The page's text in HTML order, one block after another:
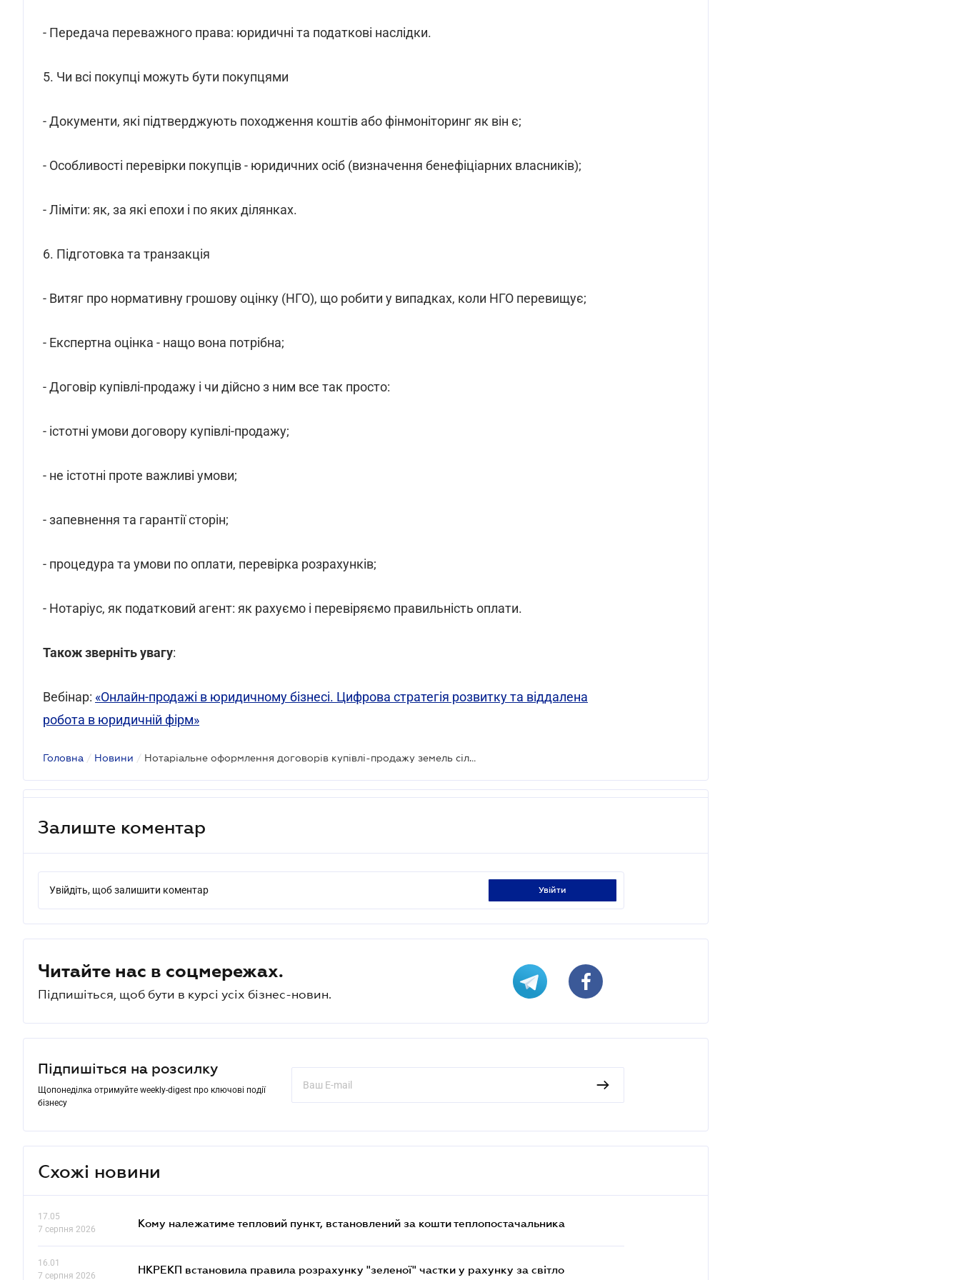
- Передача переважного права: юридичні та податкові наслідки.
5. Чи всі покупці можуть бути покупцями
- Документи, які підтверджують походження коштів або фінмоніторинг як він є;
- Особливості перевірки покупців - юридичних осіб (визначення бенефіціарних власників);
- Ліміти: як, за які епохи і по яких ділянках.
6. Підготовка та транзакція
- Витяг про нормативну грошову оцінку (НГО), що робити у випадках, коли НГО перевищує;
- Експертна оцінка - нащо вона потрібна;
- Договір купівлі-продажу і чи дійсно з ним все так просто:
- істотні умови договору купівлі-продажу;
- не істотні проте важливі умови;
- запевнення та гарантії сторін;
- процедура та умови по оплати, перевірка розрахунків;
- Нотаріус, як податковий агент: як рахуємо і перевіряємо правильність оплати.
Також зверніть увагу:
Вебінар: «Онлайн-продажі в юридичному бізнесі. Цифрова стратегія розвитку та віддалена
робота в юридичній фірм»
Головна / Новини / Нотаріальне оформлення договорів купівлі-продажу земель сільськогосподарського призначення
Залиште коментар
Увійдіть, щоб залишити коментар увійти
Читайте нас в соцмережах.
Підпишіться, щоб бути в курсі усіх бізнес-новин.
Підпишіться на розсилку
Щопонеділка отримуйте weekly-digest про ключові події
бізнесу
Схожі новини
17.05
7 серпня 2026
Кому належатиме тепловий пункт, встановлений за кошти теплопостачальника
16.01
7 серпня 2026
НКРЕКП встановила правила розрахунку "зеленої" частки у рахунку за світло